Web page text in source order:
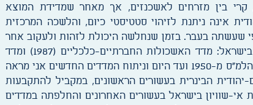
קרי בין מזרחים לאשכנזים, אך מאחר שמדידת המוצא
אינה ניתנת לזיהוי סטטיסטי כיום, והלשכה המרכזית
שעשתה בעבר. בזמן שנחלשה היכולת לזהות ולעקוב אחר
אי-השוויון האתני פיתחה הלמ"ס שני מדדים חדשים לבחינת אי-שוויון בישראל: מדד האשכולות החברתיים-כלכליים (1987) ומדד
הפריפריאליות (2008). באמצעות ניתוח השנתונים הסטטיסטיים שפרסמה הלמ"ס מ-1950 ועד היום וניתוח המדדים החדשים אני מראה
הבינרית בעשורים הראשונים, במקביל להתקבעות
שוויון בישראל בעשורים האחרונים והחלפתה במדדים